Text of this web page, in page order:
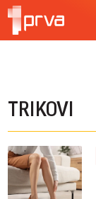
TRIKOVI